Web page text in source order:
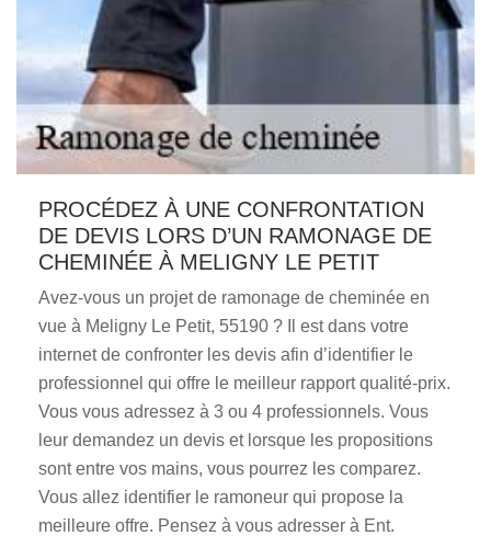
PROCÉDEZ À UNE CONFRONTATION
DE DEVIS LORS D’UN RAMONAGE DE
CHEMINÉE À MELIGNY LE PETIT
Avez-vous un projet de ramonage de cheminée en
vue à Meligny Le Petit, 55190 ? Il est dans votre
internet de confronter les devis afin d’identifier le
professionnel qui offre le meilleur rapport qualité-prix.
Vous vous adressez à 3 ou 4 professionnels. Vous
leur demandez un devis et lorsque les propositions
sont entre vos mains, vous pourrez les comparez.
Vous allez identifier le ramoneur qui propose la
meilleure offre. Pensez à vous adresser à Ent.